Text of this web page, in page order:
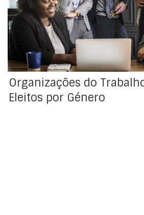
Organizações do Trabalho
Organizações do
Eleitos por Género